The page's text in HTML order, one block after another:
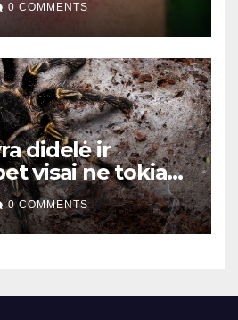
0 COMMENTS
didelė ir
visai ne tokia
0 COMMENTS